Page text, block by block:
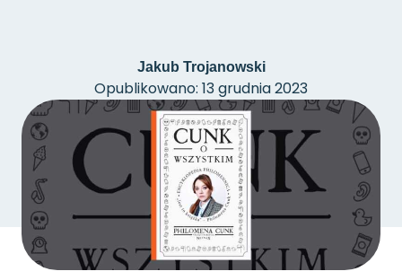
Jakub Trojanowski
Opublikowano: 13 grudnia 2023